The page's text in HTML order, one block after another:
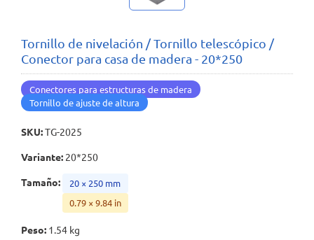
Tornillo de nivelación / Tornillo telescópico /
Conector para casa de madera - 20*250
Conectores para estructuras de madera
Tornillo de ajuste de altura
SKU:TG-2025
Variante: 20*250
Tamaño:
20 × 250 mm
0.79 × 9.84 in
Peso: 1.54 kg